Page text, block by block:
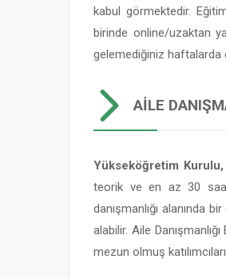
kabul görmektedir.
birinde online/uzaktan
gelemediğiniz haftalarda
AILE
Yükseköğretim Kurulu,
teorik ve en az 30
danışmanlığı alanında
alabilir. Aile
mezun olmuş